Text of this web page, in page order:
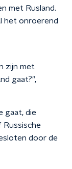
met Rusland.
het onroerend
zijn met
gaat?",
gaat, die
Russische
door de